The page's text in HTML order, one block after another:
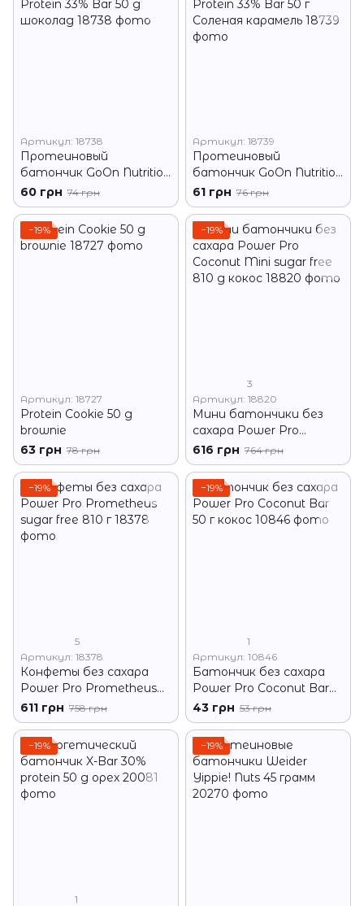
Артикул: 18738
Протеиновый
батончик GoOn Nutrition
Protein 33% Bar 50 g
шоколад
60 грн 74 грн
Артикул: 18739
Протеиновый
батончик GoOn Nutrition
Protein 33% Bar 50 г
Соленая карамель
61 грн 76 грн
−19%
Артикул: 18727
Protein Cookie 50 g
brownie
63 грн 78 грн
−19%
3
Артикул: 18820
Мини батончики без
сахара Power Pro
Coconut Mini sugar free
810 g кокос
616 грн 764 грн
−19%
5
Артикул: 18378
Конфеты без сахара
Power Pro Prometheus
sugar free 810 г
611 грн 758 грн
−19%
1
Артикул: 10846
Батончик без сахара
Power Pro Coconut Bar
50 г кокос
43 грн 53 грн
−19%
1
−19%